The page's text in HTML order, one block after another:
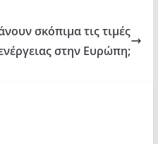
σκόπιμα τις τιμές
στην Ευρώπη;